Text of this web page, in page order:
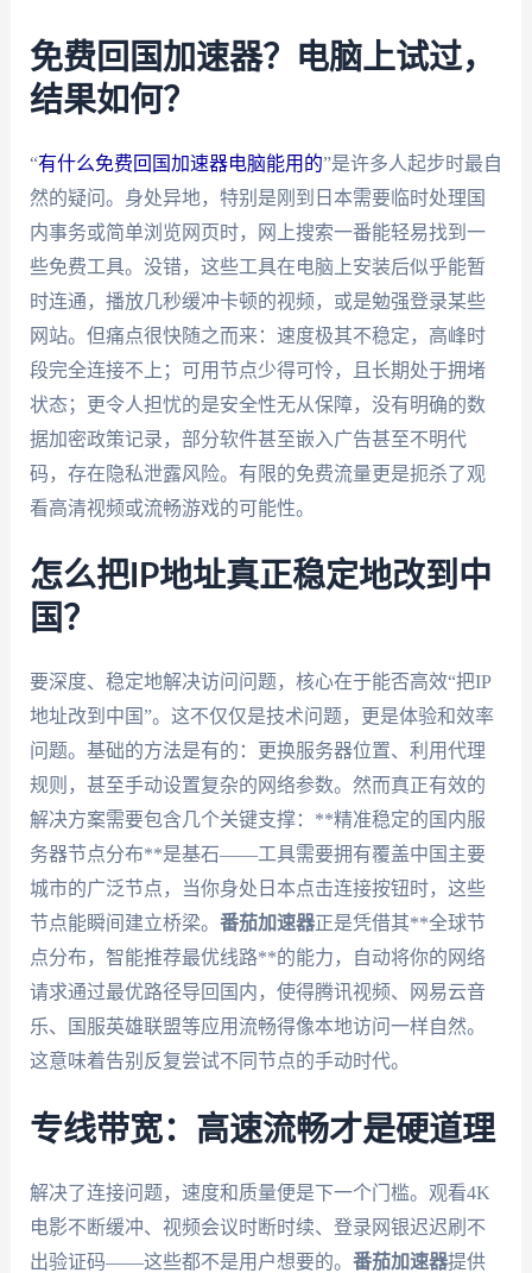
免费回国加速器？电脑上试过，
结果如何？
“有什么免费回国加速器电脑能用的”是许多人起步时最自
然的疑问。身处异地，特别是刚到日本需要临时处理国
内事务或简单浏览网页时，网上搜索一番能轻易找到一
些免费工具。没错，这些工具在电脑上安装后似乎能暂
时连通，播放几秒缓冲卡顿的视频，或是勉强登录某些
网站。但痛点很快随之而来：速度极其不稳定，高峰时
段完全连接不上；可用节点少得可怜，且长期处于拥堵
状态；更令人担忧的是安全性无从保障，没有明确的数
据加密政策记录，部分软件甚至嵌入广告甚至不明代
码，存在隐私泄露风险。有限的免费流量更是扼杀了观
看高清视频或流畅游戏的可能性。
怎么把IP地址真正稳定地改到中
国？
要深度、稳定地解决访问问题，核心在于能否高效“把IP
地址改到中国”。这不仅仅是技术问题，更是体验和效率
问题。基础的方法是有的：更换服务器位置、利用代理
规则，甚至手动设置复杂的网络参数。然而真正有效的
解决方案需要包含几个关键支撑：**精准稳定的国内服
务器节点分布**是基石——工具需要拥有覆盖中国主要
城市的广泛节点，当你身处日本点击连接按钮时，这些
节点能瞬间建立桥梁。 番茄加速器正是凭借其**全球节
点分布，智能推荐最优线路**的能力，自动将你的网络
请求通过最优路径导回国内，使得腾讯视频、网易云音
乐、国服英雄联盟等应用流畅得像本地访问一样自然。
这意味着告别反复尝试不同节点的手动时代。
专线带宽：高速流畅才是硬道理
解决了连接问题，速度和质量便是下一个门槛。观看4K
电影不断缓冲、视频会议时断时续、登录网银迟迟刷不
出验证码——这些都不是用户想要的。 番茄加速器提供